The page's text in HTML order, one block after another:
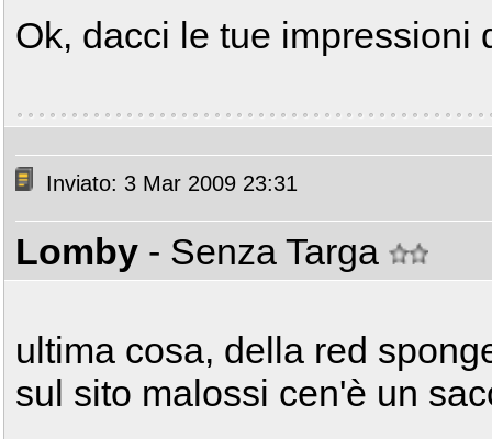
Ok, dacci le tue
Inviato: 3 Mar 2009 23:31
Lomby - Senza Targa
ultima cosa, della red
sul sito malossi cen'è un